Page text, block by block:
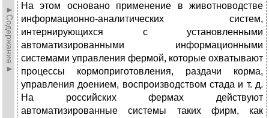
►Содержание►
На этом основано применение в животноводстве
информационно-аналитических систем,
интернирующихся с установленными
автоматизированными информационными
системами управления фермой, которые охватывают
процессы кормоприготовления, раздачи корма,
управления доением, воспроизводством стада и т. д.
На российских фермах действуют
автоматизированные системы таких фирм, как